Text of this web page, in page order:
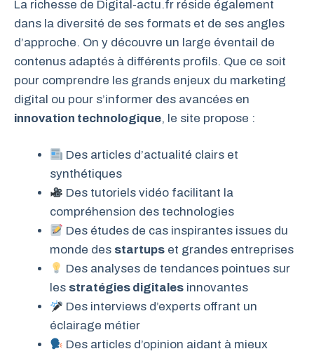
La richesse de Digital-actu.fr réside également
dans la diversité de ses formats et de ses angles
d’approche. On y découvre un large éventail de
contenus adaptés à différents profils. Que ce soit
pour comprendre les grands enjeux du marketing
digital ou pour s’informer des avancées en
innovation technologique, le site propose :
Des articles d’actualité clairs et
synthétiques
Des tutoriels vidéo facilitant la
compréhension des technologies
Des études de cas inspirantes issues du
monde des startups et grandes entreprises
Des analyses de tendances pointues sur
les stratégies digitales innovantes
Des interviews d’experts offrant un
éclairage métier
Des articles d’opinion aidant à mieux